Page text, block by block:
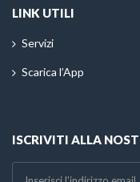
LINK UTILI
Servizi
Scarica l’App
ISCRIVITI ALLA